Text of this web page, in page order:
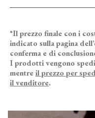
*Il prezzo finale con i
indicato sulla pagina
conferma e di
I prodotti vengono
mentre il prezzo per
il venditore.